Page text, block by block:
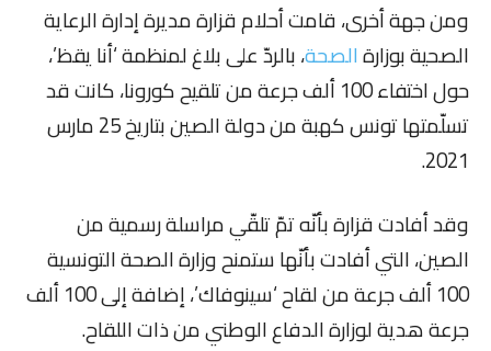
ومن جهة أخرى، قامت أحلام قزارة مديرة إدارة الرعاية
الصحية بوزارةالصحة، بالردّ على بلاغ لمنظمة ‘أنا يقظ’،
حول اختفاء 100 ألف جرعة من تلقيح كورونا، كانت قد
تسلّمتها تونس كهبة من دولة الصين بتاريخ 25 مارس
2021.
وقد أفادت قزارة بأنّه تمّ تلقّي مراسلة رسمية من
الصين، التي أفادت بأنّها ستمنح وزارة الصحة التونسية
100 ألف جرعة من لقاح ‘سينوفاك’، إضافة إلى 100 ألف
جرعة هدية لوزارة الدفاع الوطني من ذات اللقاح.